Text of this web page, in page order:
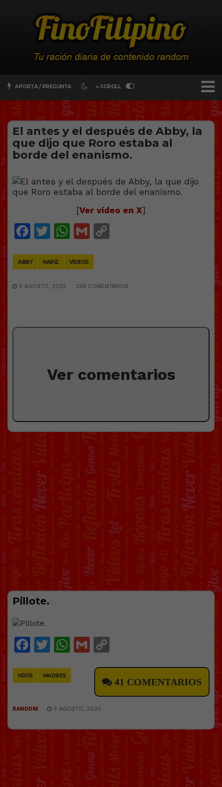
APORTA / PREGUNTA ∞ SCROLL
El antes y el después de Abby, la
que dijo que Roro estaba al
borde del enanismo.
[Ver vídeo en X]
Facebook
Twitter
WhatsApp
Gmail
ABBY NARIZ VÍDEOS
5 AGOSTO, 2025 256 COMENTARIOS
Ver comentarios
Pillote.
Facebook
Twitter
WhatsApp
Gmail
HIJOS MADRES
41 COMENTARIOS
RANDOM 5 AGOSTO, 2025